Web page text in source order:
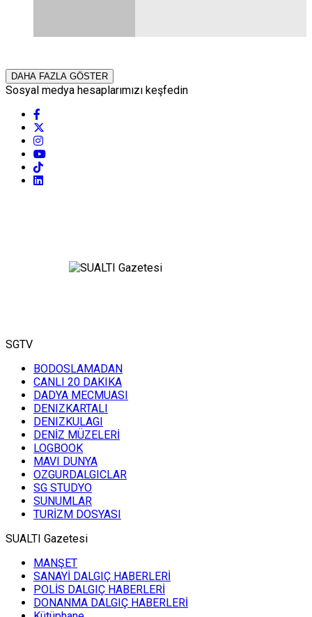
DAHA FAZLA GÖSTER
Sosyal medya hesaplarımızı keşfedin
SGTV
BODOSLAMADAN
CANLI 20 DAKIKA
DADYA MECMUASI
DENIZKARTALI
DENIZKULAGI
DENİZ MÜZELERİ
LOGBOOK
MAVI DUNYA
OZGURDALGICLAR
SG STUDYO
SUNUMLAR
TURİZM DOSYASI
SUALTI Gazetesi
MANŞET
SANAYİ DALGIÇ HABERLERİ
POLİS DALGIÇ HABERLERİ
DONANMA DALGIÇ HABERLERİ